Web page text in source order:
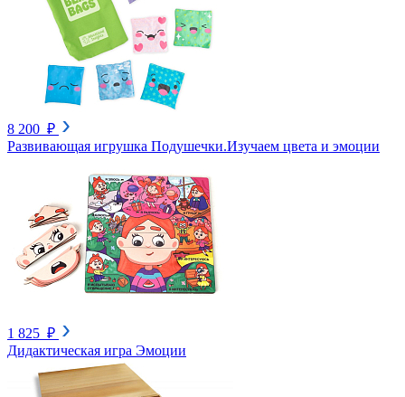
8 200 ₽
Развивающая игрушка Подушечки.Изучаем цвета и эмоции
1 825 ₽
Дидактическая игра Эмоции